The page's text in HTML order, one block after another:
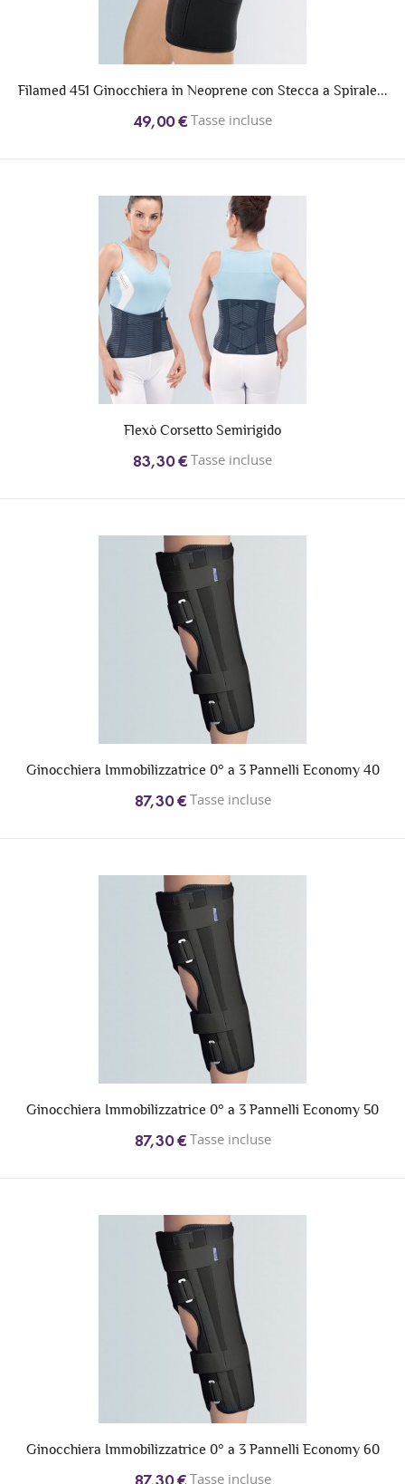
Filamed 451 Ginocchiera in Neoprene con Stecca a Spirale...
49,00 € Tasse incluse
Flexò Corsetto Semirigido
83,30 € Tasse incluse
Ginocchiera Immobilizzatrice 0° a 3 Pannelli Economy 40
87,30 €Tasse incluse
Ginocchiera Immobilizzatrice 0° a 3 Pannelli Economy 50
87,30 €Tasse incluse
Ginocchiera Immobilizzatrice 0° a 3 Pannelli Economy 60
Tasse incluse